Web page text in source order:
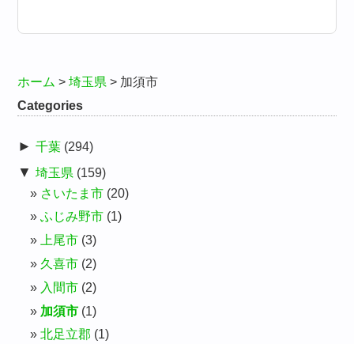
ホーム >埼玉県 > 加須市
Categories
► 千葉 (294)
▼ 埼玉県 (159)
さいたま市 (20)
ふじみ野市 (1)
上尾市 (3)
久喜市 (2)
入間市 (2)
加須市 (1)
北足立郡 (1)